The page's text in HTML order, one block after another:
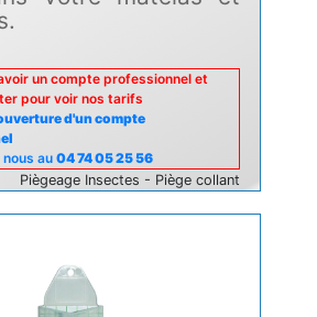
un compte professionnel et
pour voir nos tarifs
d'un compte
au 04 74 05 25 56
Piègeage Insectes - Piège collant